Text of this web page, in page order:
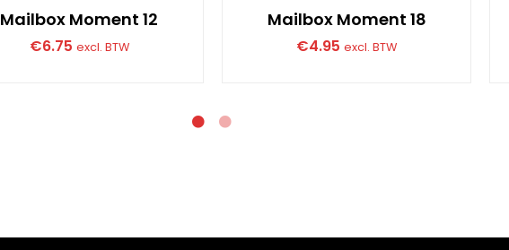
Mailbox Moment 12
€6.75 excl. BTW
Mailbox Moment 18
€4.95 excl. BTW